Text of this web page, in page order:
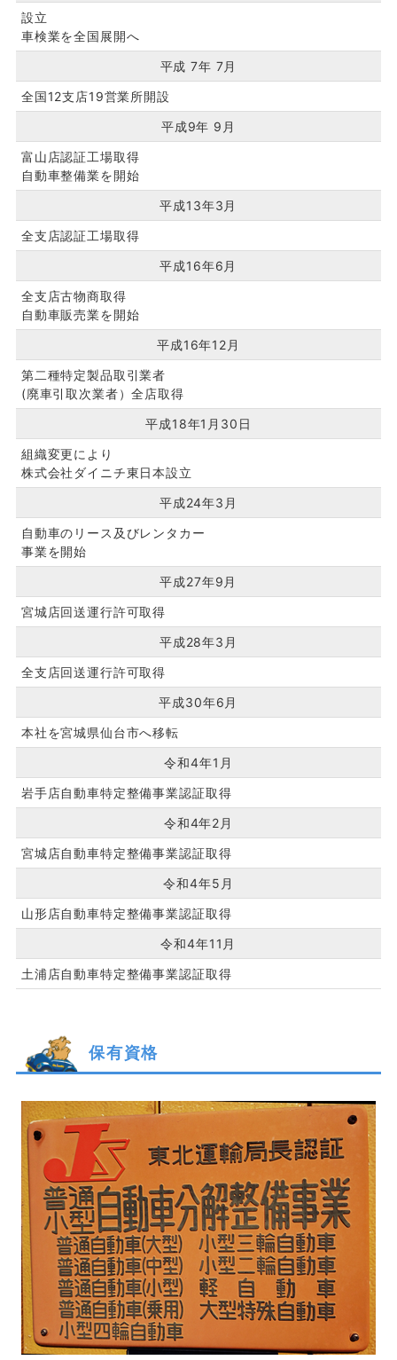
設立
車検業を全国展開へ
平成 7年 7月
全国12支店19営業所開設
平成9年 9月
富山店認証工場取得
自動車整備業を開始
平成13年3月
全支店認証工場取得
平成16年6月
全支店古物商取得
自動車販売業を開始
平成16年12月
第二種特定製品取引業者
(廃車引取次業者）全店取得
平成18年1月30日
組織変更により
株式会社ダイニチ東日本設立
平成24年3月
自動車のリース及びレンタカー
事業を開始
平成27年9月
宮城店回送運行許可取得
平成28年3月
全支店回送運行許可取得
平成30年6月
本社を宮城県仙台市へ移転
令和4年1月
岩手店自動車特定整備事業認証取得
令和4年2月
宮城店自動車特定整備事業認証取得
令和4年5月
山形店自動車特定整備事業認証取得
令和4年11月
土浦店自動車特定整備事業認証取得
保有資格